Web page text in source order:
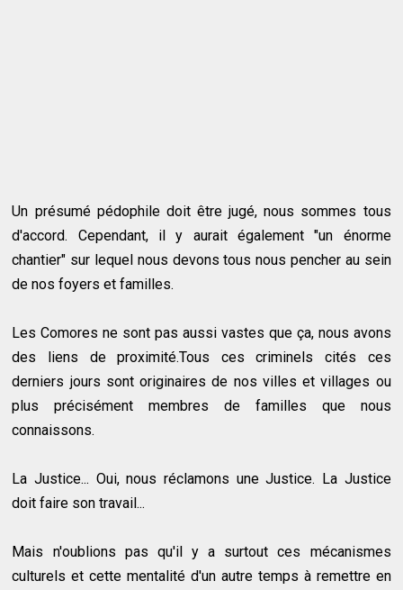
Un présumé pédophile doit être jugé, nous sommes tous
d'accord. Cependant, il y aurait également "un énorme
chantier" sur lequel nous devons tous nous pencher au sein
de nos foyers et familles.
Les Comores ne sont pas aussi vastes que ça, nous avons
des liens de proximité.Tous ces criminels cités ces
derniers jours sont originaires de nos villes et villages ou
plus précisément membres de familles que nous
connaissons.
La Justice... Oui, nous réclamons une Justice. La Justice
doit faire son travail...
Mais n'oublions pas qu'il y a surtout ces mécanismes
culturels et cette mentalité d'un autre temps à remettre en